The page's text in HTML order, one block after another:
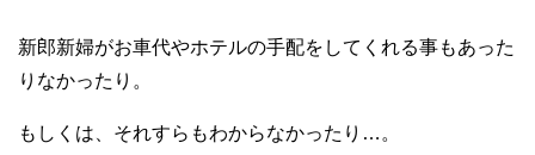
新郎新婦がお車代やホテルの手配をしてくれる事もあった
りなかったり。
もしくは、それすらもわからなかったり…。